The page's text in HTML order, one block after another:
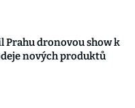
Prahu dronovou show k
nových produktů